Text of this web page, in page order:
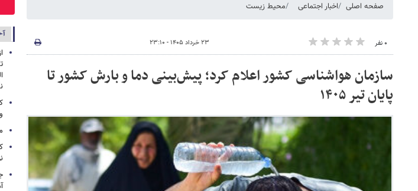
صفحه اصلی اخبار اجتماعی محیط زیست
۰ نفر ۲۳ خرداد ۱۴۰۵ - ۲۳:۱۰
سازمان هواشناسی کشور اعلام کرد؛ پیش‌بینی دما و بارش کشور تا
پایان تیر ۱۴۰۵